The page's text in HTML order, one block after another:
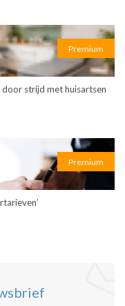
Premium
strijd met huisartsen
Premium